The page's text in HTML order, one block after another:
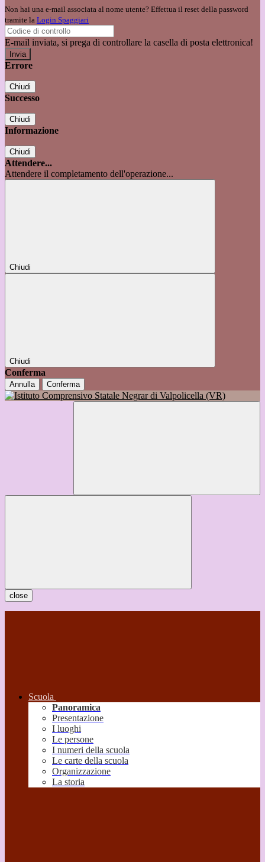
Non hai una e-mail associata al nome utente? Effettua il reset della password
tramite la Login Spaggiari
E-mail inviata, si prega di controllare la casella di posta elettronica!
Errore
Chiudi
Successo
Chiudi
Informazione
Chiudi
Attendere...
Attendere il completamento dell'operazione...
Chiudi
Chiudi
Conferma
Annulla Conferma
close
Scuola
Panoramica
Presentazione
I luoghi
Le persone
I numeri della scuola
Le carte della scuola
Organizzazione
La storia